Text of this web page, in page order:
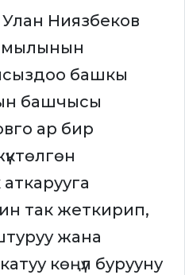
Ниязбеков
башкы
башчысы
ар бир
так жеткирип,
жана
катуу көңүл бурууну